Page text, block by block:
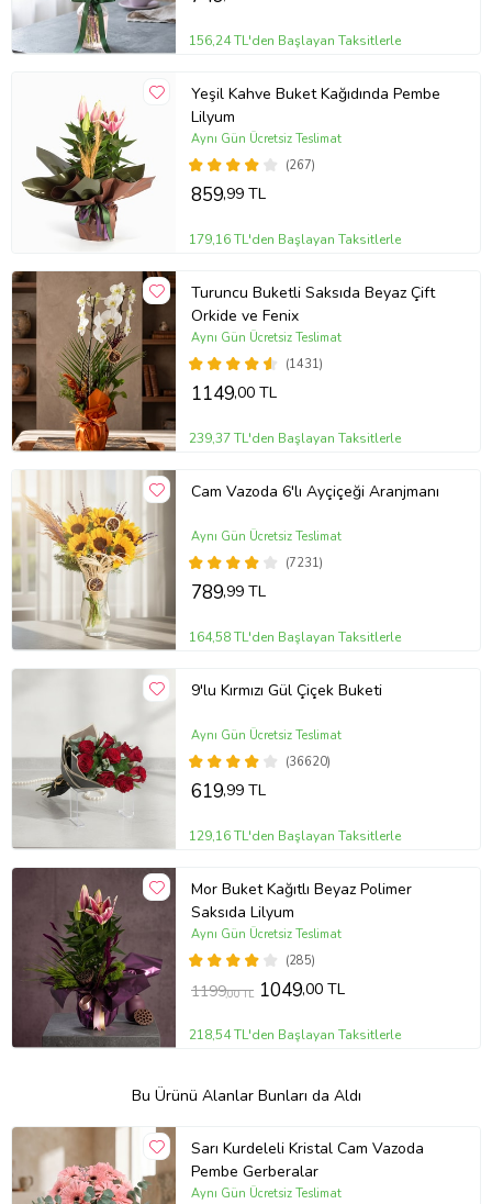
156,24 TL'den Başlayan Taksitlerle
Yeşil Kahve Buket Kağıdında Pembe
Lilyum
(267)
Aynı Gün Ücretsiz Teslimat
859,99 TL
179,16 TL'den Başlayan Taksitlerle
Turuncu Buketli Saksıda Beyaz Çift
Orkide ve Fenix
(1431)
Aynı Gün Ücretsiz Teslimat
1149,00 TL
239,37 TL'den Başlayan Taksitlerle
Cam Vazoda 6'lı Ayçiçeği Aranjmanı
(7231)
Aynı Gün Ücretsiz Teslimat
789,99 TL
164,58 TL'den Başlayan Taksitlerle
9'lu Kırmızı Gül Çiçek Buketi
(36620)
Aynı Gün Ücretsiz Teslimat
619,99 TL
129,16 TL'den Başlayan Taksitlerle
Mor Buket Kağıtlı Beyaz Polimer
Saksıda Lilyum
(285)
Aynı Gün Ücretsiz Teslimat
1199,00 TL 1049,00 TL
218,54 TL'den Başlayan Taksitlerle
Bu Ürünü Alanlar Bunları da Aldı
Sarı Kurdeleli Kristal Cam Vazoda
Pembe Gerberalar
Aynı Gün Ücretsiz Teslimat